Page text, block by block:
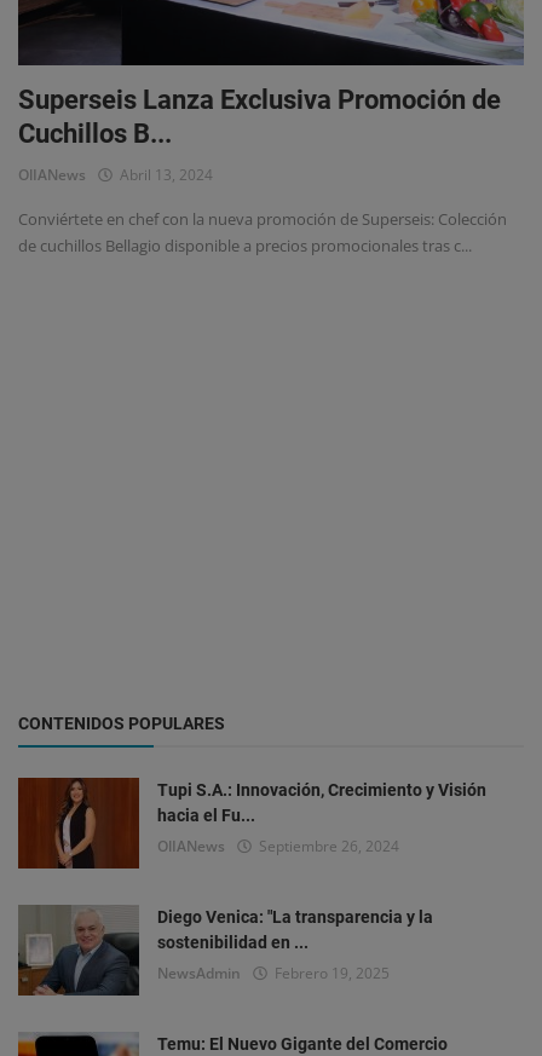
Eventos
Superseis Lanza Exclusiva Promoción de
Cuchillos B...
OlIANews Abril 13, 2024
Conviértete en chef con la nueva promoción de Superseis: Colección
de cuchillos Bellagio disponible a precios promocionales tras c...
CONTENIDOS POPULARES
Tupi S.A.: Innovación, Crecimiento y Visión
hacia el Fu...
OlIANews Septiembre 26, 2024
Diego Venica: "La transparencia y la
sostenibilidad en ...
NewsAdmin Febrero 19, 2025
Temu: El Nuevo Gigante del Comercio